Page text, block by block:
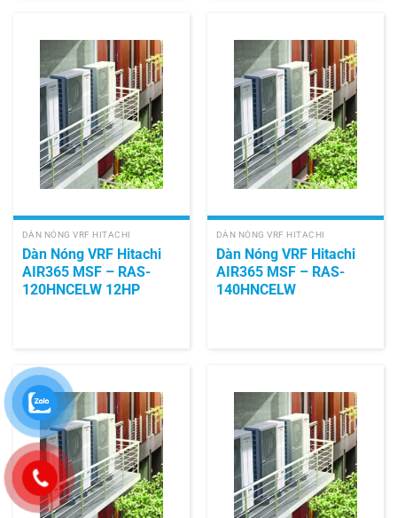
DÀN NÓNG VRF HITACHI
Dàn Nóng VRF Hitachi
AIR365 MSF – RAS-
120HNCELW 12HP
DÀN NÓNG VRF HITACHI
Dàn Nóng VRF Hitachi
AIR365 MSF – RAS-
140HNCELW